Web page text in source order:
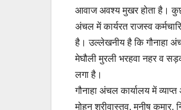
आवाज अवश्य मुखर होता है। कुछ
अंचल में कार्यरत राजस्व
है। उल्लेखनीय है कि गौनाहा
मेघौली मुरली भरहवा नहर व
लगा है।
गौनाहा अंचल कार्यालय में
मोहन श्रीवास्तव, मनीष